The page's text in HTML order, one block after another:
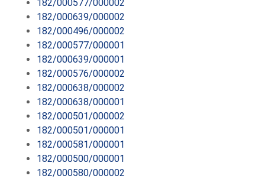
182/000577/000002
182/000639/000002
182/000496/000002
182/000577/000001
182/000639/000001
182/000576/000002
182/000638/000002
182/000638/000001
182/000501/000002
182/000501/000001
182/000581/000001
182/000500/000001
182/000580/000002